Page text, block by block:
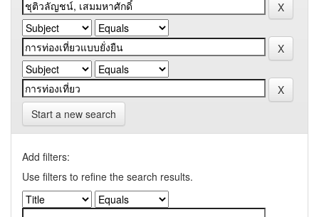
Start a new search
Add filters:
Use filters to refine the search results.